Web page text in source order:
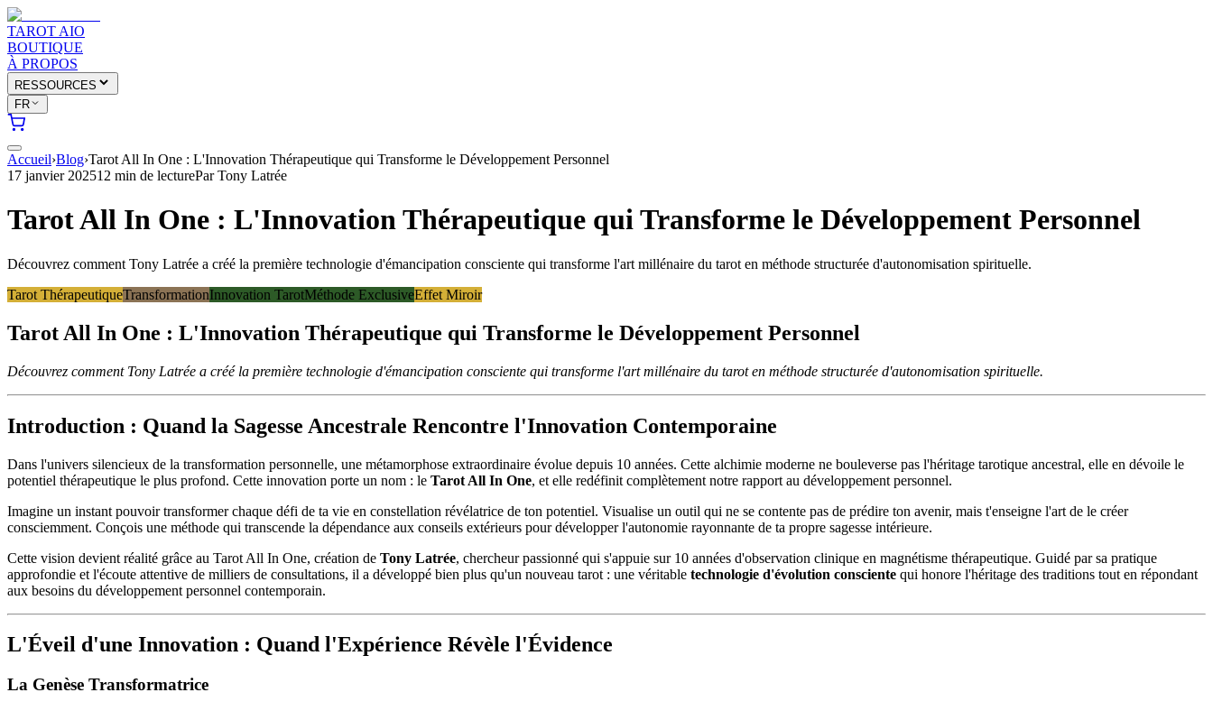
TAROT AIO
BOUTIQUE
À PROPOS
RESSOURCES
FR
Accueil›Blog›Tarot All In One : L'Innovation Thérapeutique qui Transforme le Développement Personnel
17 janvier 202512 min de lecturePar Tony Latrée
Tarot All In One : L'Innovation Thérapeutique qui Transforme le Développement Personnel
Découvrez comment Tony Latrée a créé la première technologie d'émancipation consciente qui transforme l'art millénaire du tarot en méthode structurée d'autonomisation spirituelle.
Tarot ThérapeutiqueTransformationInnovation TarotMéthode ExclusiveEffet Miroir
Tarot All In One : L'Innovation Thérapeutique qui Transforme le Développement Personnel
Découvrez comment Tony Latrée a créé la première technologie d'émancipation consciente qui transforme l'art millénaire du tarot en méthode structurée d'autonomisation spirituelle.
Introduction : Quand la Sagesse Ancestrale Rencontre l'Innovation Contemporaine
Dans l'univers silencieux de la transformation personnelle, une métamorphose extraordinaire évolue depuis 10 années. Cette alchimie moderne ne bouleverse pas l'héritage tarotique ancestral, elle en dévoile le
potentiel thérapeutique le plus profond. Cette innovation porte un nom : le Tarot All In One, et elle redéfinit complètement notre rapport au développement personnel.
Imagine un instant pouvoir transformer chaque défi de ta vie en constellation révélatrice de ton potentiel. Visualise un outil qui ne se contente pas de prédire ton avenir, mais t'enseigne l'art de le créer
consciemment. Conçois une méthode qui transcende la dépendance aux conseils extérieurs pour développer l'autonomie rayonnante de ta propre sagesse intérieure.
Cette vision devient réalité grâce au Tarot All In One, création de Tony Latrée, chercheur passionné qui s'appuie sur 10 années d'observation clinique en magnétisme thérapeutique. Guidé par sa pratique
approfondie et l'écoute attentive de milliers de consultations, il a développé bien plus qu'un nouveau tarot : une véritable technologie d'évolution consciente qui honore l'héritage des traditions tout en répondant
aux besoins du développement personnel contemporain.
L'Éveil d'une Innovation : Quand l'Expérience Révèle l'Évidence
La Genèse Transformatrice